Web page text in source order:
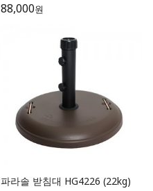
88,000원
파라솔 받침대 HG4226 (22kg)